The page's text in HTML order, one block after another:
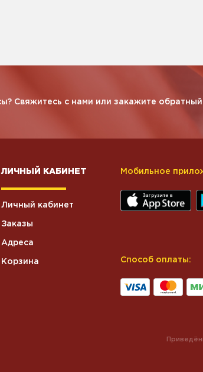
Свяжитесь с нами или закажите
ЛИЧНЫЙ КАБИНЕТ
Личный кабинет
Заказы
Адреса
Корзина
Мобильное
Способ оплаты: